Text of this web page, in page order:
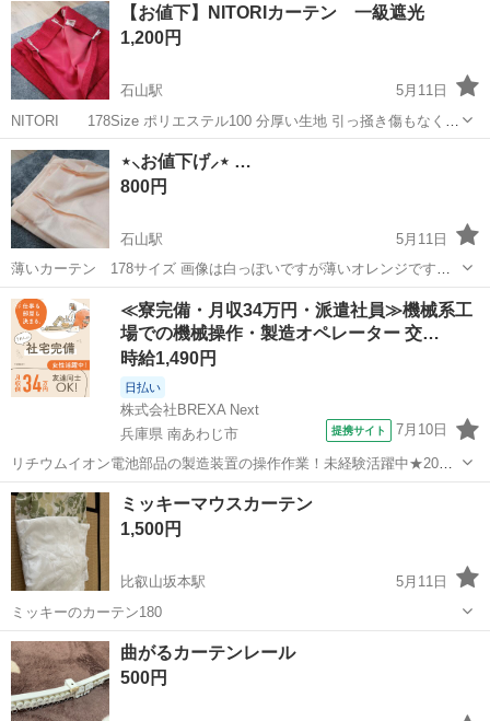
【お値下】NITORIカーテン 一級遮光
1,200円
石山駅
5月11日
NITORI 178Size ポリエステル100 分厚い生地 引っ掻き傷もなく
汚れもなく 良好だと思います。 裏は日焼けムラがありますが表には関
係ありません。
滋賀 大津市 石山駅 カーテン、ブラインド
⋆⸜お値下げ⸝‍⋆ …
800円
石山駅
5月11日
薄いカーテン 178サイズ 画像は白っぽいですが薄いオレンジです。
レースカーテンの代わりにもよいと思います。 使用頻度 少な目
滋賀 大津市 石山駅 カーテン、ブラインド カーテン
≪寮完備・月収34万円・派遣社員≫機械系工
場での機械操作・製造オペレーター 交…
時給1,490円
日払い
株式会社BREXA Next
兵庫県 南あわじ市
提携サイト 7月10日
リチウムイオン電池部品の製造装置の操作作業！未経験活躍中★20～
50代の男性活躍中！嬉しい時給1,490円！生活支援物資事前対応可◎ワ
ンルーム寮完備！赴任旅費会社負担！正社員登用制度あり◎《兵庫県
南あわじ市》 人気の工場の...
兵庫 南あわじ市 その他
ミッキーマウスカーテン
1,500円
比叡山坂本駅
5月11日
ミッキーのカーテン180
滋賀 大津市 比叡山坂本駅
カーテン
曲がるカーテンレール
500円